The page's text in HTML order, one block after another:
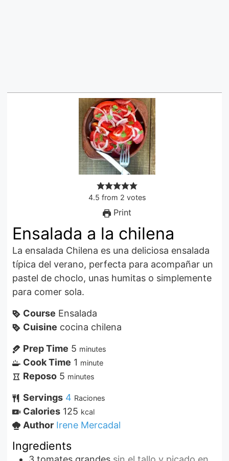
4.5 from 2 votes
Print
Ensalada a la chilena
La ensalada Chilena es una deliciosa ensalada
típica del verano, perfecta para acompañar un
pastel de choclo, unas humitas o simplemente
para comer sola.
Course Ensalada
Cuisine cocina chilena
Prep Time 5 minutes
Cook Time 1 minute
Reposo 5 minutes
Servings 4 Raciones
Calories 125 kcal
Author Irene Mercadal
Ingredients